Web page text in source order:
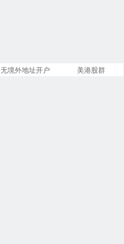
无境外地址开户 美港股群